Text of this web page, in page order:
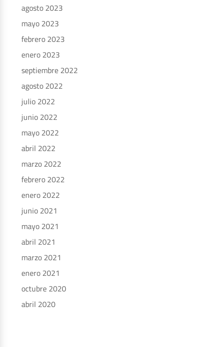
agosto 2023
mayo 2023
febrero 2023
enero 2023
septiembre 2022
agosto 2022
julio 2022
junio 2022
mayo 2022
abril 2022
marzo 2022
febrero 2022
enero 2022
junio 2021
mayo 2021
abril 2021
marzo 2021
enero 2021
octubre 2020
abril 2020